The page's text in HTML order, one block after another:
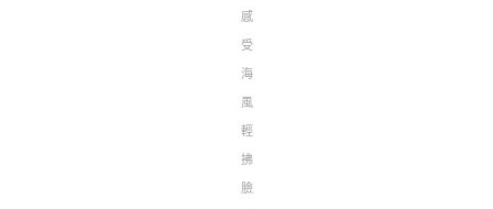
感
受
海
風
輕
拂
臉